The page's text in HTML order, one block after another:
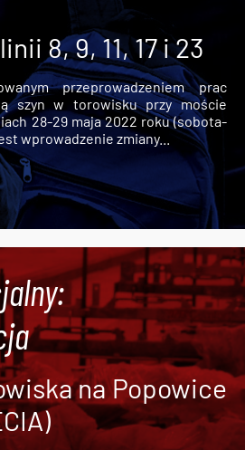
8, 9, 11, 17 i 23
przeprowadzeniem prac
szyn w torowisku przy moście
28-29 maja 2022 roku (sobota-
wprowadzenie zmiany...
na Popowice